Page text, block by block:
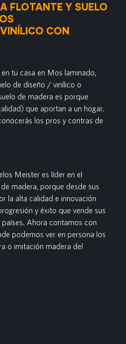
FLOTANTE Y SUELO
CON
tu casa en Mos laminado,
de diseño / vinílico o
de madera es porque
que aportan a un hogar.
los pros y contras de
Meister es líder en el
madera, porque desde sus
la alta calidad e innovación
y éxito que vende sus
Ahora contamos con
podemos ver en persona los
o imitación madera del